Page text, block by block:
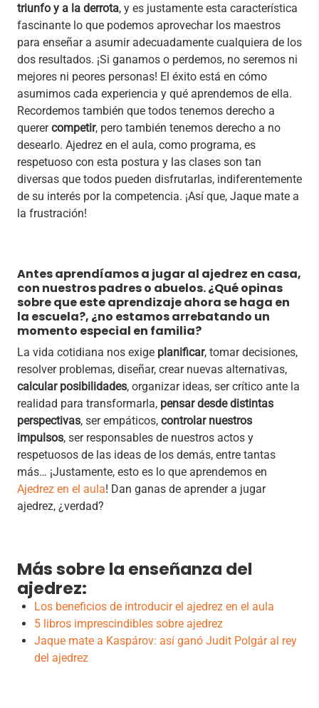
triunfo y a la derrota, y es justamente esta característica
fascinante lo que podemos aprovechar los maestros
para enseñar a asumir adecuadamente cualquiera de los
dos resultados. ¡Si ganamos o perdemos, no seremos ni
mejores ni peores personas! El éxito está en cómo
asumimos cada experiencia y qué aprendemos de ella.
Recordemos también que todos tenemos derecho a
querercompetir, pero también tenemos derecho a no
desearlo. Ajedrez en el aula, como programa, es
respetuoso con esta postura y las clases son tan
diversas que todos pueden disfrutarlas, indiferentemente
de su interés por la competencia. ¡Así que, Jaque mate a
la frustración!
Antes aprendíamos a jugar al ajedrez en casa,
con nuestros padres o abuelos. ¿Qué opinas
sobre que este aprendizaje ahora se haga en
la escuela?, ¿no estamos arrebatando un
momento especial en familia?
La vida cotidiana nos exige planificar, tomar decisiones,
resolver problemas, diseñar, crear nuevas alternativas,
calcular posibilidades, organizar ideas, ser crítico ante la
realidad para transformarla, pensar desde distintas
perspectivas, ser empáticos, controlar nuestros
impulsos, ser responsables de nuestros actos y
respetuosos de las ideas de los demás, entre tantas
más… ¡Justamente, esto es lo que aprendemos en
Ajedrez en el aula! Dan ganas de aprender a jugar
ajedrez, ¿verdad?
Más sobre la enseñanza del
ajedrez:
Los beneficios de introducir el ajedrez en el aula
5 libros imprescindibles sobre ajedrez
Jaque mate a Kaspárov: así ganó Judit Polgár al rey
del ajedrez